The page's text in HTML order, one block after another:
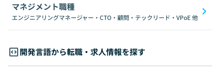
マネジメント職種
エンジニアリングマネージャー・CTO・顧問・テックリード・VPoE他
開発言語から転職・求人情報を探す